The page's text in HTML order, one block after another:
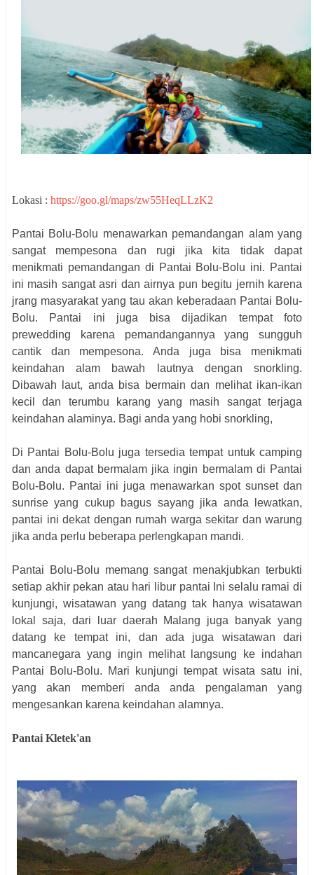
Lokasi : https://goo.gl/maps/zw55HeqLLzK2
Pantai Bolu-Bolu menawarkan pemandangan alam yang
sangat mempesona dan rugi jika kita tidak dapat
menikmati pemandangan di Pantai Bolu-Bolu ini. Pantai
ini masih sangat asri dan airnya pun begitu jernih karena
jrang masyarakat yang tau akan keberadaan Pantai Bolu-
Bolu. Pantai ini juga bisa dijadikan tempat foto
prewedding karena pemandangannya yang sungguh
cantik dan mempesona. Anda juga bisa menikmati
keindahan alam bawah lautnya dengan snorkling.
Dibawah laut, anda bisa bermain dan melihat ikan-ikan
kecil dan terumbu karang yang masih sangat terjaga
keindahan alaminya. Bagi anda yang hobi snorkling,
Di Pantai Bolu-Bolu juga tersedia tempat untuk camping
dan anda dapat bermalam jika ingin bermalam di Pantai
Bolu-Bolu. Pantai ini juga menawarkan spot sunset dan
sunrise yang cukup bagus sayang jika anda lewatkan,
pantai ini dekat dengan rumah warga sekitar dan warung
jika anda perlu beberapa perlengkapan mandi.
Pantai Bolu-Bolu memang sangat menakjubkan terbukti
setiap akhir pekan atau hari libur pantai Ini selalu ramai di
kunjungi, wisatawan yang datang tak hanya wisatawan
lokal saja, dari luar daerah Malang juga banyak yang
datang ke tempat ini, dan ada juga wisatawan dari
mancanegara yang ingin melihat langsung ke indahan
Pantai Bolu-Bolu. Mari kunjungi tempat wisata satu ini,
yang akan memberi anda anda pengalaman yang
mengesankan karena keindahan alamnya.
Pantai Kletek'an